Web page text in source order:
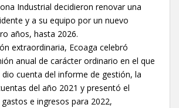
Industrial decidieron renovar una
y a su equipo por un nuevo
años, hasta 2026.
extraordinaria, Ecoaga celebró
anual de carácter ordinario en el que
dio cuenta del informe de gestión, la
del año 2021 y presentó el
e ingresos para 2022,